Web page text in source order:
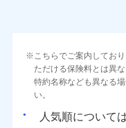
こちらでご案内してお
ただける保険料とは異
特約名称なども異なる
い。
人気順について